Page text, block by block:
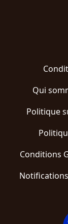
Qui
Politique
Conditions
Notifications